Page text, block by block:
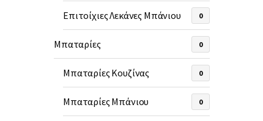
Επιτοίχιες Λεκάνες Μπάνιου 0
Μπαταρίες 0
Μπαταρίες Κουζίνας 0
Μπαταρίες Μπάνιου 0